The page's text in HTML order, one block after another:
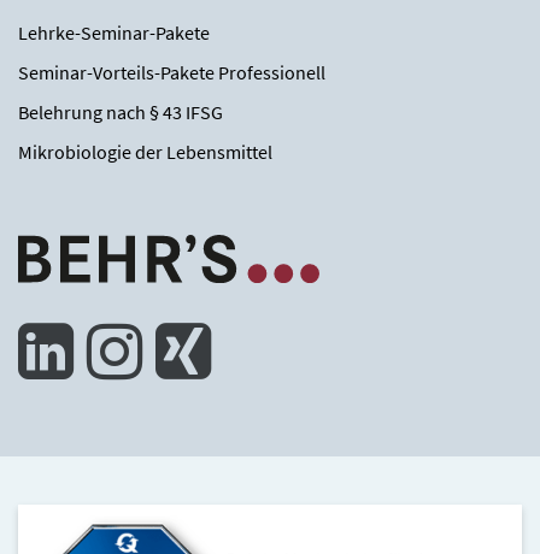
Lehrke-Seminar-Pakete
Seminar-Vorteils-Pakete Professionell
Belehrung nach § 43 IFSG
Mikrobiologie der Lebensmittel